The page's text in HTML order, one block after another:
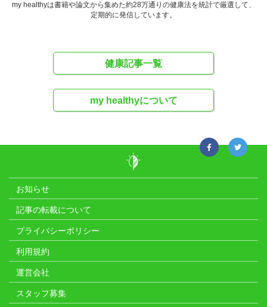
my healthyは書籍や論文から集めた約28万通りの健康法を統計で厳選して、
定期的に発信しています。
健康記事一覧
my healthyについて
お知らせ
記事の転載について
プライバシーポリシー
利用規約
運営会社
スタッフ募集